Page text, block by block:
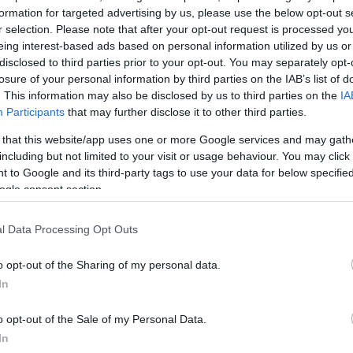
for targeted advertising by us, please use the below opt-out
selection. Please note that after your opt-out request is processed
interest-based ads based on personal information utilized by us
to third parties prior to your opt-out. You may separately
of your personal information by third parties on the IAB’s list of
This information may also be disclosed by us to third parties on the
Participants that may further disclose it to other third parties.
that this website/app uses one or more Google services and may
but not limited to your visit or usage behaviour. You may
to Google and its third-party tags to use your data for below
consent section.
Data Processing Opt Outs
opt-out of the Sharing of my personal data.
opt-out of the Sale of my Personal Data.
η διευθύντρια του γραφείου του Νίκου
συναντήθηκε με τον διευθυντή του γραφείου του
Μανώλη Καπνισάκη.
ούτε κανενός είδους διαβούλευση επιδιώχθηκε,
ΔΙΑΦΗΜΙΣΗ